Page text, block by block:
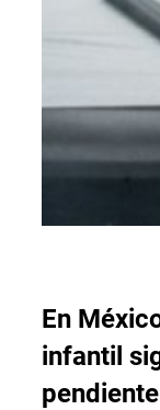
En
infantil